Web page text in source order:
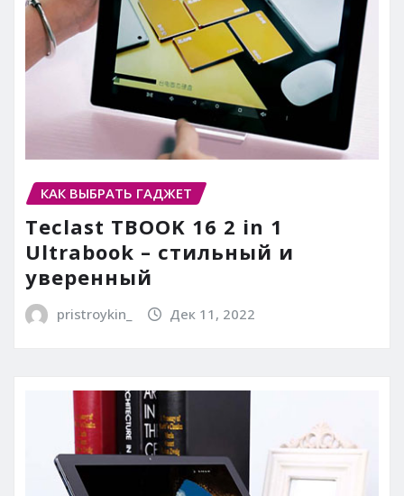
КАК ВЫБРАТЬ ГАДЖЕТ
Teclast TBOOK 16 2 in 1
Ultrabook – стильный и
уверенный
pristroykin_ Дек 11, 2022